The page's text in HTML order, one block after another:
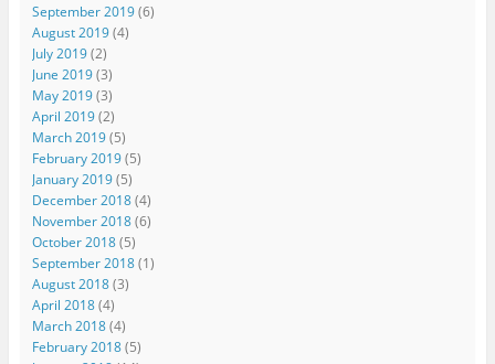
September 2019(6)
August 2019(4)
July 2019(2)
June 2019(3)
May 2019(3)
April 2019(2)
March 2019(5)
February 2019(5)
January 2019(5)
December 2018(4)
November 2018(6)
October 2018(5)
September 2018(1)
August 2018(3)
April 2018(4)
March 2018(4)
February 2018(5)